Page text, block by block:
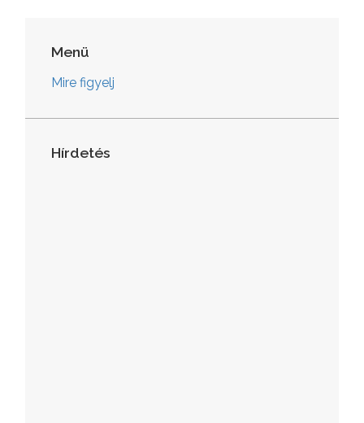
Menü
Mire figyelj
Hírdetés